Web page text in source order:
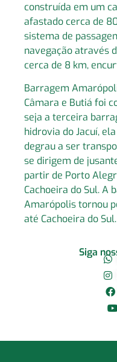
construída em um
afastado cerca de
sistema de
navegação através
cerca de 8 km,
Barragem
Câmara e Butiá foi
seja a terceira
hidrovia do Jacuí,
degrau a ser
se dirigem de
partir de Porto
Cachoeira do Sul. A
Amarópolis tornou
até Cachoeira do Sul.
Siga